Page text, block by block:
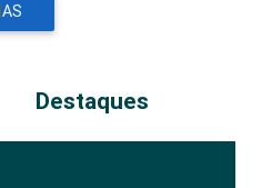
Destaques